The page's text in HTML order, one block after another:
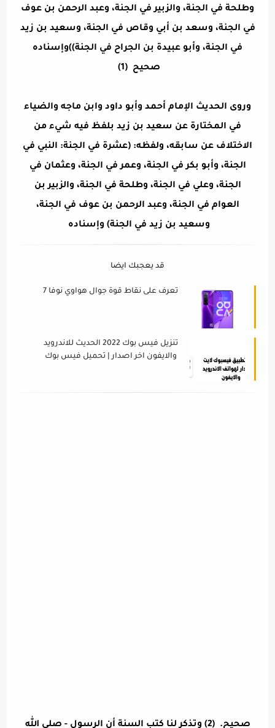
وطلحة في الجنة، والزبير في الجنة، وعبد الرحمن بن عوف
في الجنة، وسعد بن أبي وقاص في الجنة، وسعيد بن زيد
في الجنة، وأبو عبيدة بن الجراح في الجنة))وإسناده
صحيح (1)
وروى الحديث الإمام أحمد وأبو داود وابن ماجه والضياء
في المختارة عن سعيد بن زيد بلفظ فيه شيء من
الاختلاف عن سابقه، ولفظه: (عشرة في الجنة: النبي في
الجنة، وأبو بكر في الجنة، وعمر في الجنة، وعثمان في
الجنة، وعلي في الجنة، وطلحة في الجنة، والزبير بن
العوام في الجنة، وعبد الرحمن بن عوف في الجنة،
وسعيد بن زيد في الجنة) وإسناده
قد يعجبك ايضا
تعرف على نقاط قوة جوال هواوي نوفا 7
تنزيل فيس بوك 2022 الحديث للاندرويد
والايفون اخر اصدار | تحميل فيس بوك
صحيح. (2) وتذكر لنا كتب السنة أن الرسول - صلى الله